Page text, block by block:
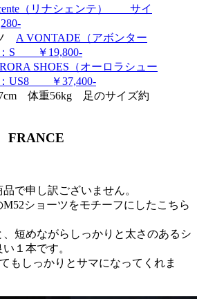
（リナシェンテ） サイ
A VONTADE（アボンター
S ￥19,800-
SHOES（オーロラシュー
US8 ￥37,400-
体重56kg 足のサイズ約
FRANCE
で申し訳ございません。
ショーツをモチーフにしたこちら
短めながらしっかりと太さのあるシ
１本です。
もしっかりとサマになってくれま